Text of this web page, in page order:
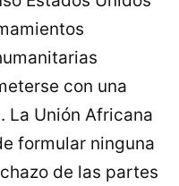
con una
La Unión Africana
formular ninguna
de las partes